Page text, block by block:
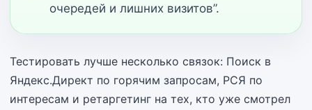
очередей и лишних визитов”.
Тестировать лучше несколько связок: Поиск в
Яндекс.Директ по горячим запросам, РСЯ по
интересам и ретаргетинг на тех, кто уже смотрел